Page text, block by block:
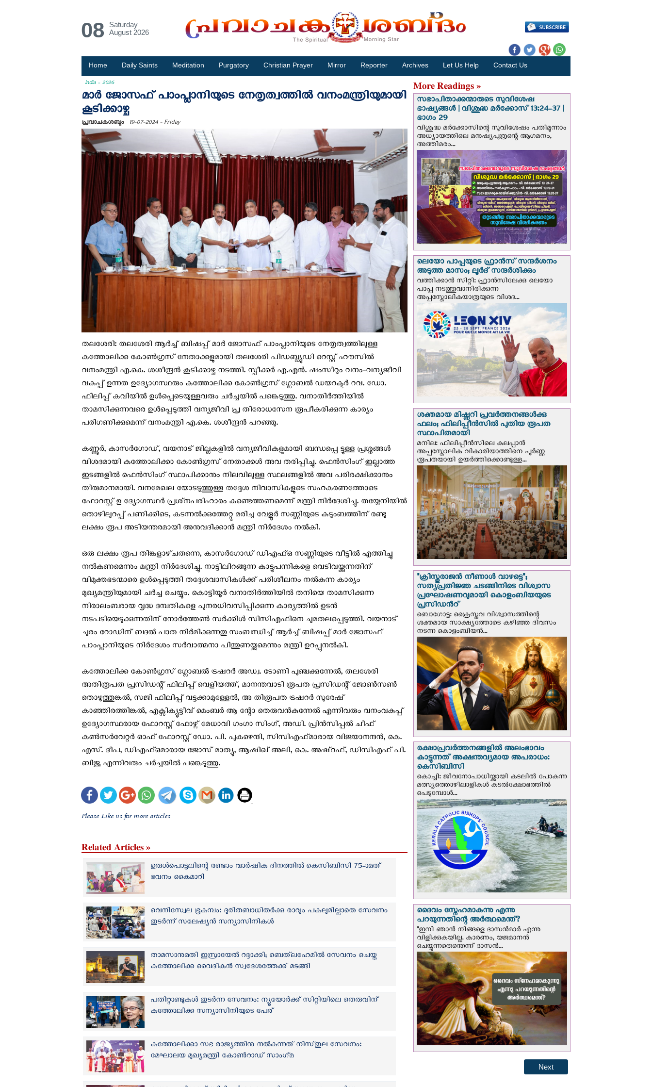
08
Saturday
August 2026
Home Daily Saints Meditation Purgatory Christian Prayer Mirror Reporter Archives Let Us Help Contact Us
India - 2026
മാർ ജോസഫ് പാംപ്ലാനിയുടെ നേതൃത്വത്തില്‍ വനംമന്ത്രിയുമായി
കൂടിക്കാഴ്ച
പ്രവാചകശബ്ദം 19-07-2024 - Friday
തലശേരി: തലശേരി ആർച്ച് ബിഷപ്പ് മാർ ജോസഫ് പാംപ്ലാനിയുടെ നേതൃത്വത്തിലുള്ള
കത്തോലിക്ക കോൺഗ്രസ് നേതാക്കളുമായി തലശേരി പിഡബ്ല്യുഡി റെസ്റ്റ് ഹൗസിൽ
വനംമന്ത്രി എ.കെ. ശശീന്ദ്രൻ കൂടിക്കാഴ്ച നടത്തി. സ്പ‌ീക്കർ എ.എൻ. ഷംസീറും വനം-വന്യജീവി
വകുപ്പ് ഉന്നത ഉദ്യോഗസ്ഥരും കത്തോലിക്ക കോൺഗ്രസ് ഗ്ലോബൽ ഡയറക്ടർ റവ. ഡോ.
ഫിലിപ്പ് കവിയിൽ ഉൾപ്പെടെയുള്ളവരും ചർച്ചയിൽ പങ്കെടുത്തു. വനാതിർത്തിയിൽ
താമസിക്കുന്നവരെ ഉൾപ്പെടുത്തി വന്യജീവി പ്ര തിരോധസേന രൂപീകരിക്കുന്ന കാര്യം
പരിഗണിക്കുമെന്ന് വനംമന്ത്രി എ.കെ. ശശീന്ദ്രൻ പറഞ്ഞു.
കണ്ണൂർ, കാസർഗോഡ്, വയനാട് ജില്ലകളിൽ വന്യജീവികളുമായി ബന്ധപ്പെ ട്ടുള്ള പ്രശ്ന‌ങ്ങൾ
വിശദമായി കത്തോലിക്കാ കോൺഗ്രസ് നേതാക്കൾ അവ തരിപ്പിച്ചു. ഫെൻസിംഗ് ഇല്ലാത്ത
ഇടങ്ങളിൽ ഫെൻസിംഗ് സ്ഥാപിക്കാനും നിലവിലുള്ള സ്ഥലങ്ങളിൽ അവ പരിരക്ഷിക്കാനും
തീരുമാനമായി. വനമേഖല യോടടുത്തുള്ള തദ്ദേശ നിവാസികളുടെ സഹകരണത്തോടെ
ഫോറസ്റ്റ് ഉ ദ്യോഗസ്ഥർ പ്രശ്‌നപരിഹാരം കണ്ടെത്തണമെന്ന് മന്ത്രി നിർദേശിച്ചു. തയ്യേനിയിൽ
തൊഴിലുറപ്പ് പണിക്കിടെ, കടന്നൽക്കുത്തേറ്റു മരിച്ച വേളൂർ സണ്ണിയുടെ കുടുംബത്തിന് രണ്ടു
ലക്ഷം രൂപ അടിയന്തരമായി അനുവദിക്കാൻ മന്ത്രി നിർദേശം നൽകി.
ഒരു ലക്ഷം രൂപ തിങ്കളാഴ്‌ചതന്നെ, കാസർഗോഡ് ഡിഎഫ്ഒ സണ്ണിയുടെ വീട്ടിൽ എത്തിച്ചു
നൽകണമെന്നും മന്ത്രി നിർദേശിച്ചു. നാട്ടിലിറങ്ങുന്ന കാട്ടുപന്നികളെ വെടിവയ്ക്കുന്നതിന്
വിമുക്തഭടന്മാരെ ഉൾപ്പെടുത്തി തദ്ദേശവാസികൾക്ക് പരിശീലനം നൽകുന്ന കാര്യം
മുഖ്യമന്ത്രിയുമായി ചർച്ച ചെയ്യും. കൊട്ടിയൂർ വനാതിർത്തിയിൽ തനിയെ താമസിക്കുന്ന
നിരാലംബരായ വൃദ്ധ ദമ്പതികളെ പുനരധിവസിപ്പിക്കുന്ന കാര്യത്തിൽ ഉടൻ
നടപടിയെടുക്കുന്നതിന് നോർത്തേൺ സർക്കിൾ സിസിഎഫിനെ ചുമതലപ്പെടുത്തി. വയനാട്
ചുരം റോഡിന് ബദൽ പാത നിർമിക്കുന്നതു സംബന്ധിച്ച് ആർച്ച് ബിഷപ്പ് മാർ ജോസഫ്
പാംപ്ലാനിയുടെ നിർദേശം സർവാത്മനാ പിന്തുണയ്ക്കുമെന്നും മന്ത്രി ഉറപ്പുനൽകി.
കത്തോലിക്ക കോൺഗ്രസ് ഗ്ലോബൽ ട്രഷറർ അഡ്വ. ടോണി പുഞ്ചക്കുന്നേൽ, തലശേരി
അതിരൂപത പ്രസിഡന്റ് ഫിലിപ്പ് വെളിയത്ത്, മാനന്തവാടി രൂപത പ്രസിഡന്റ് ജോൺസൺ
തൊഴുത്തുങ്കൽ, സജി ഫിലിപ്പ് വട്ടക്കാമുള്ളേൽ, അ തിരൂപത ട്രഷറർ സുരേഷ്
കാഞ്ഞിരത്തിങ്കൽ, എക്സിക്യൂട്ടീവ് മെംബർ ആ ന്റോ തെരുവൻകുന്നേൽ എന്നിവരും വനംവകുപ്പ്
ഉദ്യോഗസ്ഥരായ ഫോറസ്റ്റ് ഫോഴ്സ് മേധാവി ഗംഗാ സിംഗ്, അഡി. പ്രിൻസിപ്പൽ ചീഫ്
കൺസർവേറ്റർ ഓഫ് ഫോറസ്റ്റ് ഡോ. പി. പുകഴെന്ദി, സിസിഎഫ്‌മാരായ വിജയാനന്ദൻ, കെ.
എസ്. ദീപ, ഡിഎഫ്ഒമാരായ ജോസ് മാത്യു, ആഷിഖ് അലി, കെ. അഷ്റഫ്, ഡിസിഎഫ് പി.
ബിജു എന്നിവരും ചർച്ചയിൽ പങ്കെടുത്തു.
Please Like us for more articles
Related Articles »
ഉരുൾപൊട്ടലിന്റെ രണ്ടാം വാർഷിക ദിനത്തിൽ കെ‌സി‌ബി‌സി 75-ാമത്
ഭവനം കൈമാറി
വെനിസ്വേല ഭൂകമ്പം: ദുരിതബാധിതർക്കു രാവും പകലുമില്ലാതെ സേവനം
തുടര്‍ന്ന് സലേഷ്യൻ സന്യാസിനികൾ
താമസാനുമതി ഇസ്രായേൽ റദ്ദാക്കി; ബെത്‌ലഹേമില്‍ സേവനം ചെയ്ത
കത്തോലിക്ക വൈദികന്‍ സ്വദേശത്തേക്ക് മടങ്ങി
പതിറ്റാണ്ടുകള്‍ തുടര്‍ന്ന സേവനം: ന്യൂയോർക്ക് സിറ്റിയിലെ തെരുവിന്
കത്തോലിക്ക സന്യാസിനിയുടെ പേര്
കത്തോലിക്കാ സഭ രാജ്യത്തിനു നൽകുന്നത് നിസ്‌തുല സേവനം:
മേഘാലയ മുഖ്യമന്ത്രി കോൺറാഡ് സാംഗ്‌മ
More Readings »
സഭാപിതാക്കന്മാരുടെ സുവിശേഷ
ഭാഷ്യങ്ങള്‍ | വിശുദ്ധ മര്‍ക്കോസ് 13:24-37 |
ഭാഗം 29
വിശുദ്ധ മര്‍ക്കോസിന്റെ സുവിശേഷം പതിമൂന്നാം
അധ്യായത്തിലെ മനുഷ്യപുത്രന്റെ ആഗമനം,
അത്തിമരം...
ലെയോ പാപ്പയുടെ ഫ്രാന്‍സ് സന്ദര്‍ശനം
അടുത്ത മാസം; ലൂര്‍ദ് സന്ദര്‍ശിക്കും
വത്തിക്കാന്‍ സിറ്റി: ഫ്രാൻസിലേക്കു ലെയോ
പാപ്പ നടത്തുവാനിരിക്കുന്ന
അപ്പസ്തോലികയാത്രയുടെ വിശദ...
ശക്തമായ മിഷ്ണറി പ്രവർത്തനങ്ങൾക്കു
ഫലം; ഫിലിപ്പീൻസിൽ പുതിയ രൂപത
സ്ഥാപിതമായി
മനില: ഫിലിപ്പീൻസിലെ കലപ്പാൻ
അപ്പസ്തോലിക വികാരിയാത്തിനെ പൂർണ്ണ
രൂപതയായി ഉയർത്തിക്കൊണ്ടുള്ള...
"ക്രിസ്തുരാജന്‍ നീണാള്‍ വാഴട്ടെ";
സത്യപ്രതിജ്ഞ ചടങ്ങിനിടെ വിശ്വാസ
പ്രഘോഷണവുമായി കൊളംബിയയുടെ
പ്രസിഡന്‍റ്
ബൊഗോട്ട: ക്രൈസ്തവ വിശ്വാസത്തിന്റെ
ശക്തമായ സാക്ഷ്യത്തോടെ കഴിഞ്ഞ ദിവസം
നടന്ന കൊളംബിയന്‍...
രക്ഷാപ്രവര്‍ത്തനങ്ങളില്‍ അലംഭാവം
കാട്ടുന്നത് അക്ഷന്തവ്യമായ അപരാധം:
കെസിബിസി
കൊച്ചി: ജീവനോപാധിയ്ക്കായി കടലില്‍ പോകുന്ന
മത്സ്യത്തൊഴിലാളികള്‍ കടല്‍ക്ഷോഭത്തില്‍
പെടുമ്പോള്‍...
ദൈവം സ്നേഹമാകുന്നു എന്നു
പറയുന്നതിന്റെ അർത്ഥമെന്ത്?
"ഇനി ഞാന്‍ നിങ്ങളെ ദാസന്‍മാര്‍ എന്നു
വിളിക്കുകയില്ല. കാരണം, യജമാനന്‍
ചെയ്യുന്നതെന്തെന്ന് ദാസന്‍...
Next